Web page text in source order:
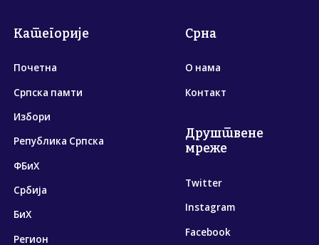
Категорије
Почетна
Српска памти
Избори
Република Српска
ФБиХ
Србија
БиХ
Регион
Срна
О нама
Контакт
Друштвене
мреже
Twitter
Instagram
Facebook